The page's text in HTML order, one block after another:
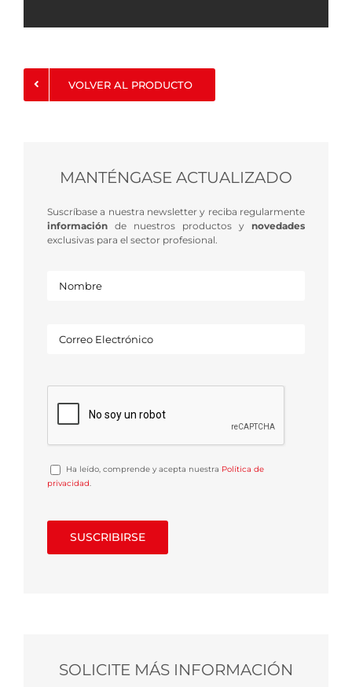
VOLVER AL PRODUCTO
MANTÉNGASE ACTUALIZADO
Suscríbase a nuestra newsletter y reciba regularmente
información de nuestros productos y novedades
exclusivas para el sector profesional.
Ha leído, comprende y acepta nuestra Política de
privacidad.
SOLICITE MÁS INFORMACIÓN